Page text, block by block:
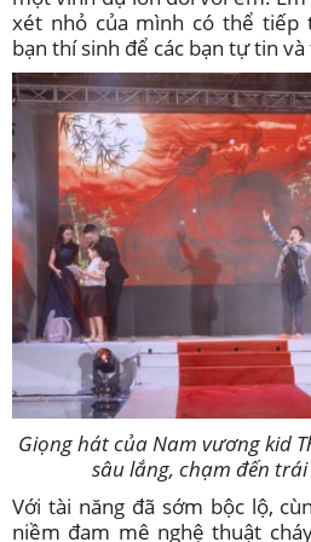
xét nhỏ của mình có thể tiếp
bạn thí sinh để các bạn tự tin
Giọng hát của Nam vương kid
sâu lắng, chạm đến
Với tài năng đã sớm bộc lộ,
niềm đam mê nghệ thuật